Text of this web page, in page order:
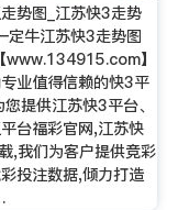
势图_江苏快3走势
定牛江苏快3走势图
www.134915.com】
业值得信赖的快3平
提供江苏快3平台、
台福彩官网,江苏快
,我们为客户提供竞彩
投注数据,倾力打造